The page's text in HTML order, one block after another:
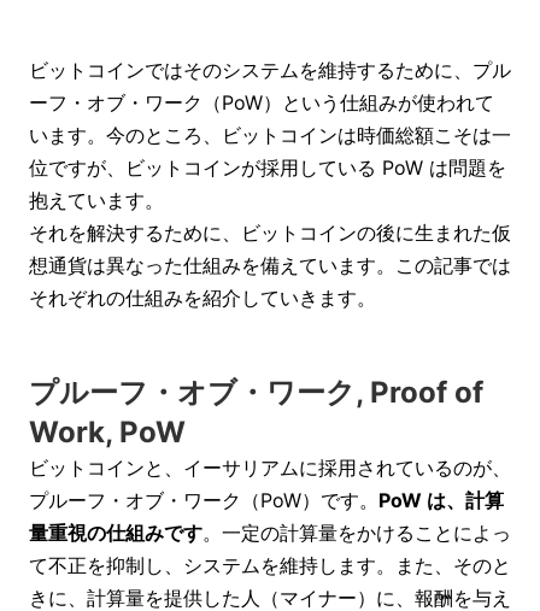
ビットコインではそのシステムを維持するために、プル
ーフ・オブ・ワーク（PoW）という仕組みが使われて
います。今のところ、ビットコインは時価総額こそは一
位ですが、ビットコインが採用している PoW は問題を
抱えています。
それを解決するために、ビットコインの後に生まれた仮
想通貨は異なった仕組みを備えています。この記事では
それぞれの仕組みを紹介していきます。
プルーフ・オブ・ワーク, Proof of
Work, PoW
ビットコインと、イーサリアムに採用されているのが、
プルーフ・オブ・ワーク（PoW）です。 PoW は、計算
量重視の仕組みです。一定の計算量をかけることによっ
て不正を抑制し、システムを維持します。また、そのと
きに、計算量を提供した人（マイナー）に、報酬を与え